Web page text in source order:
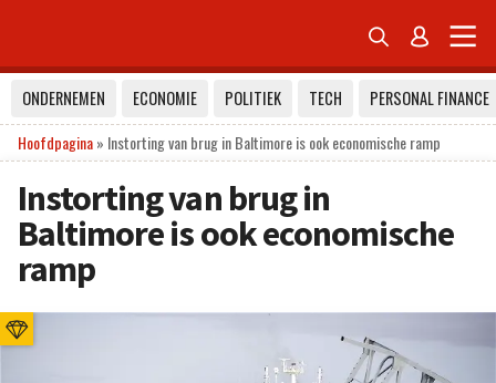
 
ONDERNEMEN ECONOMIE POLITIEK TECH
PERSONAL FINANCE
Hoofdpagina» Instorting van brug in Baltimore is ook economische ramp
Instorting van brug in
Baltimore is ook economische
ramp